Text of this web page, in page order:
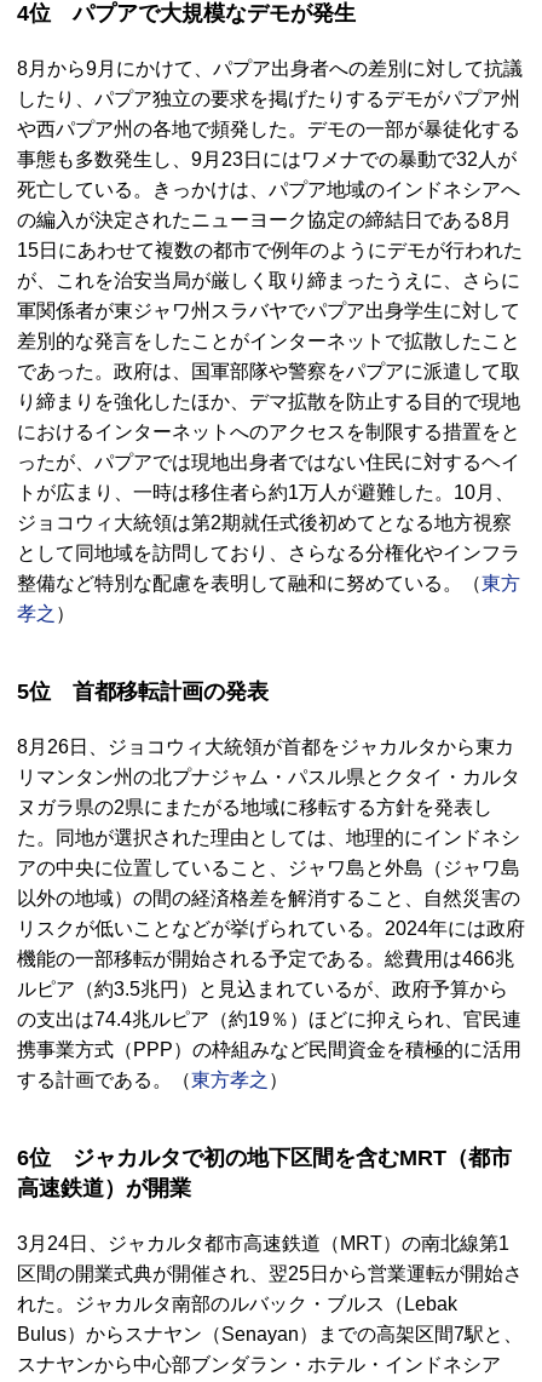
4位 パプアで大規模なデモが発生
8月から9月にかけて、パプア出身者への差別に対して抗議
したり、パプア独立の要求を掲げたりするデモがパプア州
や西パプア州の各地で頻発した。デモの一部が暴徒化する
事態も多数発生し、9月23日にはワメナでの暴動で32人が
死亡している。きっかけは、パプア地域のインドネシアへ
の編入が決定されたニューヨーク協定の締結日である8月
15日にあわせて複数の都市で例年のようにデモが行われた
が、これを治安当局が厳しく取り締まったうえに、さらに
軍関係者が東ジャワ州スラバヤでパプア出身学生に対して
差別的な発言をしたことがインターネットで拡散したこと
であった。政府は、国軍部隊や警察をパプアに派遣して取
り締まりを強化したほか、デマ拡散を防止する目的で現地
におけるインターネットへのアクセスを制限する措置をと
ったが、パプアでは現地出身者ではない住民に対するヘイ
トが広まり、一時は移住者ら約1万人が避難した。10月、
ジョコウィ大統領は第2期就任式後初めてとなる地方視察
として同地域を訪問しており、さらなる分権化やインフラ
整備など特別な配慮を表明して融和に努めている。（東方
孝之 ）
5位 首都移転計画の発表
8月26日、ジョコウィ大統領が首都をジャカルタから東カ
リマンタン州の北プナジャム・パスル県とクタイ・カルタ
ヌガラ県の2県にまたがる地域に移転する方針を発表し
た。同地が選択された理由としては、地理的にインドネシ
アの中央に位置していること、ジャワ島と外島（ジャワ島
以外の地域）の間の経済格差を解消すること、自然災害の
リスクが低いことなどが挙げられている。2024年には政府
機能の一部移転が開始される予定である。総費用は466兆
ルピア（約3.5兆円）と見込まれているが、政府予算から
の支出は74.4兆ルピア（約19％）ほどに抑えられ、官民連
携事業方式（PPP）の枠組みなど民間資金を積極的に活用
する計画である。（東方孝之 ）
6位 ジャカルタで初の地下区間を含むMRT（都市
高速鉄道）が開業
3月24日、ジャカルタ都市高速鉄道（MRT）の南北線第1
区間の開業式典が開催され、翌25日から営業運転が開始さ
れた。ジャカルタ南部のルバック・ブルス（Lebak
Bulus）からスナヤン（Senayan）までの高架区間7駅と、
スナヤンから中心部ブンダラン・ホテル・インドネシア